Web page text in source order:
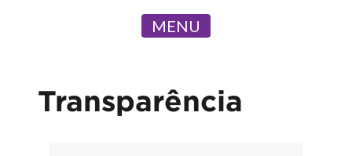
MENU
Transparência